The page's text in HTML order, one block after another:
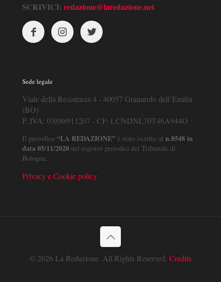
SCRIVICI: redazione@laredazione.net
Sede legale
Viale della Resistenza 4 - 40057 Granarolo dell’Emilia
(BO)
P. IVA: 03888911207 - CF: LCNDNL70T46A944O
Il periodico “LA REDAZIONE” è stato iscritto al n.8548 in
data 05/11/2020 nel registro periodici del Tribunale di
Bologna.
Privacy e Cookie policy
© 2026 La Redazione. All Rights Reserved. Credits